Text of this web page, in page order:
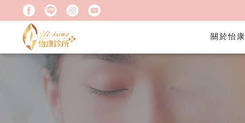
關於怡康